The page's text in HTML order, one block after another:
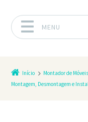
MENU
Início
Montador de
Montagem, Desmontagem e